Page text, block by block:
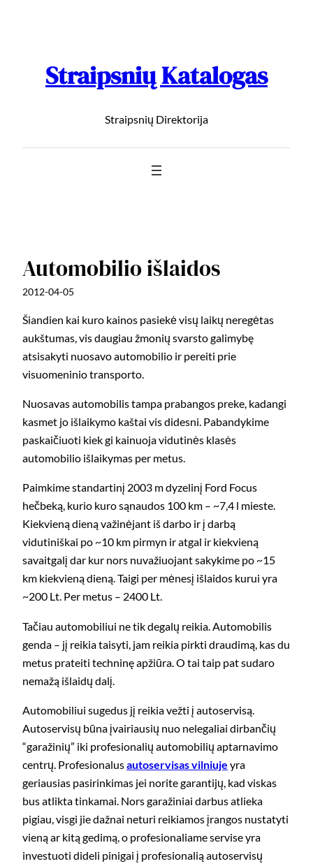
Straipsnių Katalogas
Straipsnių Direktorija
Automobilio išlaidos
2012-04-05
Šiandien kai kuro kainos pasiekė visų laikų neregėtas
aukštumas, vis daugiau žmonių svarsto galimybę
atsisakyti nuosavo automobilio ir pereiti prie
visuomeninio transporto.
Nuosavas automobilis tampa prabangos preke, kadangi
kasmet jo išlaikymo kaštai vis didesni. Pabandykime
paskaičiuoti kiek gi kainuoja vidutinės klasės
automobilio išlaikymas per metus.
Paimkime standartinį 2003 m dyzelinį Ford Focus
hečbeką, kurio kuro sąnaudos 100 km – ~7,4 l mieste.
Kiekvieną dieną važinėjant iš darbo ir į darbą
vidutiniškai po ~10 km pirmyn ir atgal ir kiekvieną
savaitgalį dar kur nors nuvažiuojant sakykime po ~15
km kiekvieną dieną. Taigi per mėnesį išlaidos kurui yra
~200 Lt. Per metus – 2400 Lt.
Tačiau automobiliui ne tik degalų reikia. Automobilis
genda – jį reikia taisyti, jam reikia pirkti draudimą, kas du
metus prateiti techninę apžiūra. O tai taip pat sudaro
nemažą išlaidų dalį.
Automobiliui sugedus jį reikia vežti į autoservisą.
Autoservisų būna įvairiausių nuo nelegaliai dirbančių
“garažinių” iki profesionalių automobilių aptarnavimo
centrų. Profesionalusautoservisas vilniuje yra
geriausias pasirinkimas jei norite garantijų, kad viskas
bus atlikta tinkamai. Nors garažiniai darbus atlieka
pigiau, visgi jie dažnai neturi reikiamos įrangos nustatyti
vieną ar kitą gedimą, o profesionaliame servise yra
investuoti dideli pinigai į profesionalią autoservisų